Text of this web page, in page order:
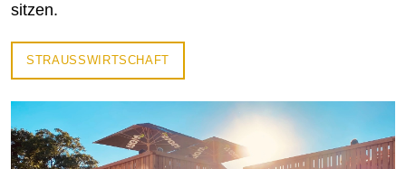
sitzen.
STRAUSSWIRTSCHAFT